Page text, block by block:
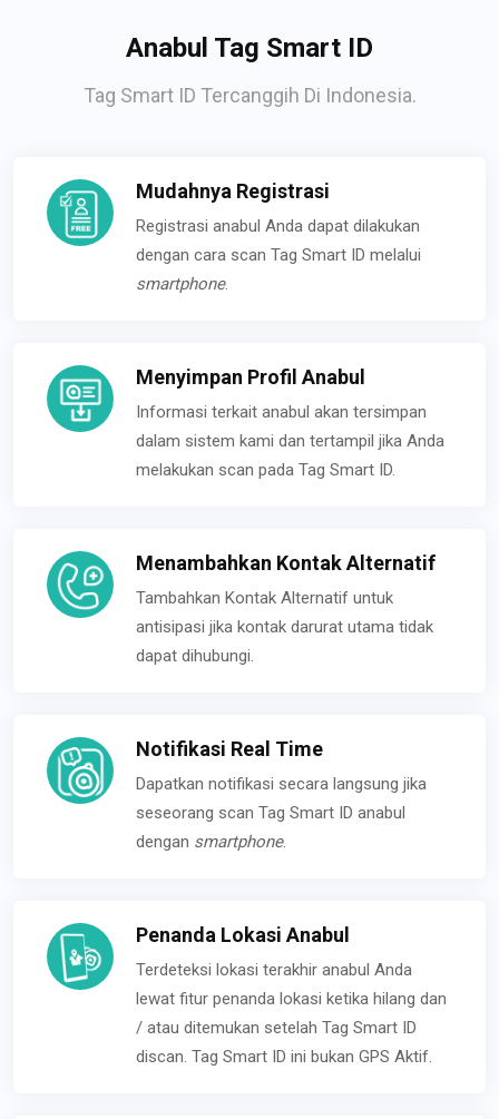
Anabul Tag Smart ID
Tag Smart ID Tercanggih Di Indonesia.
Mudahnya Registrasi
Registrasi anabul Anda dapat dilakukan
dengan cara scan Tag Smart ID melalui
smartphone.
Menyimpan Profil Anabul
Informasi terkait anabul akan tersimpan
dalam sistem kami dan tertampil jika Anda
melakukan scan pada Tag Smart ID.
Menambahkan Kontak Alternatif
Tambahkan Kontak Alternatif untuk
antisipasi jika kontak darurat utama tidak
dapat dihubungi.
Notifikasi Real Time
Dapatkan notifikasi secara langsung jika
seseorang scan Tag Smart ID anabul
dengan smartphone.
Penanda Lokasi Anabul
Terdeteksi lokasi terakhir anabul Anda
lewat fitur penanda lokasi ketika hilang dan
/ atau ditemukan setelah Tag Smart ID
discan. Tag Smart ID ini bukan GPS Aktif.